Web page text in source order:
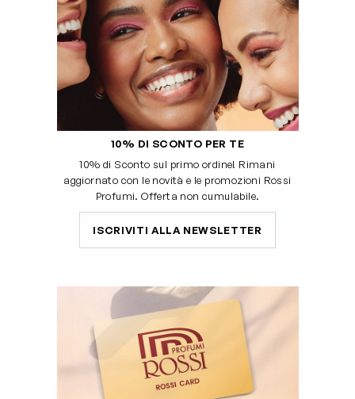
10% DI SCONTO PER TE
10% di Sconto sul primo ordine! Rimani
aggiornato con le novità e le promozioni Rossi
Profumi. Offerta non cumulabile.
ISCRIVITI ALLA NEWSLETTER